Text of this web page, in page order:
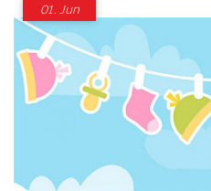
01. Jun